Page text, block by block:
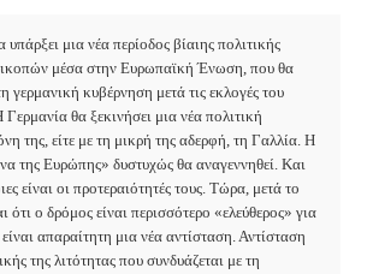
μια νέα περίοδος βίαιης πολιτικής
μέσα στην Ευρωπαϊκή Ένωση, που θα
γερμανική κυβέρνηση μετά τις εκλογές του
θα ξεκινήσει μια νέα πολιτική
της, είτε με τη μικρή της αδερφή, τη Γαλλία. Η
της Ευρώπης» δυστυχώς θα αναγεννηθεί. Και
είναι οι προτεραιότητές τους. Τώρα, μετά το
ότι ο δρόμος είναι περισσότερο «ελεύθερος» για
απαραίτητη μια νέα αντίσταση. Αντίσταση
της λιτότητας που συνδυάζεται με τη